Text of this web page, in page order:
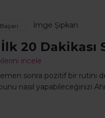
İmge Şipkan
20 Dakikası
incele
sonra pozitif bir rutini
nasıl yapabileceğinizi